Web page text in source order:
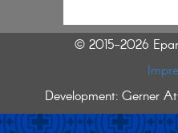
© 2015-2026
Development: Gerner